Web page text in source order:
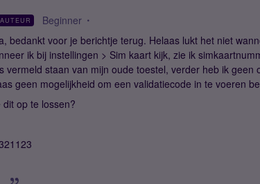
AUTEUR Beginner
bedankt voor je berichtje terug. Helaas lukt het niet
ik bij instellingen > Sim kaart kijk, zie ik
vermeld staan van mijn oude toestel, verder heb ik geen
geen mogelijkheid om een validatiecode in te voeren
op te lossen?